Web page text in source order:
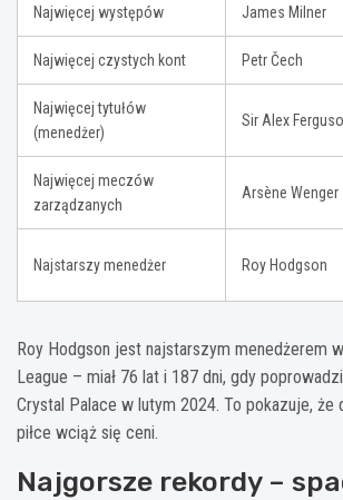
Najwięcej występów James Milner
Najwięcej czystych kont Petr Čech
Najwięcej tytułów
(menedżer)
Sir Alex
Najwięcej meczów
zarządzanych
Arsène Wenger
Najstarszy menedżer Roy Hodgson
Roy Hodgson jest najstarszym menedżerem
League – miał 76 lat i 187 dni, gdy
Crystal Palace w lutym 2024. To pokazuje, że
piłce wciąż się ceni.
Najgorsze rekordy –